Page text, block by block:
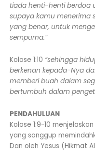
tiada henti-henti berdoa
supaya kamu menerima
yang benar, untuk
sempurna.”
Kolose 1:10 “sehingga
berkenan kepada-Nya
memberi buah dalam
bertumbuh dalam
PENDAHULUAN
Kolose 1:9-10
yang sanggup
Dan oleh Yesus (Hikmat